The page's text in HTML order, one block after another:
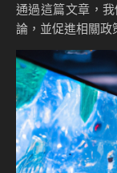
通過這篇文章，
論，並促進相關政